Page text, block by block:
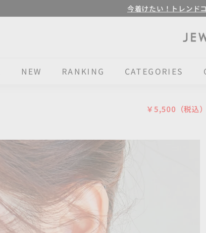
今着けたい！トレンド
NEW RANKING CATEGORIES
￥5,500（税込